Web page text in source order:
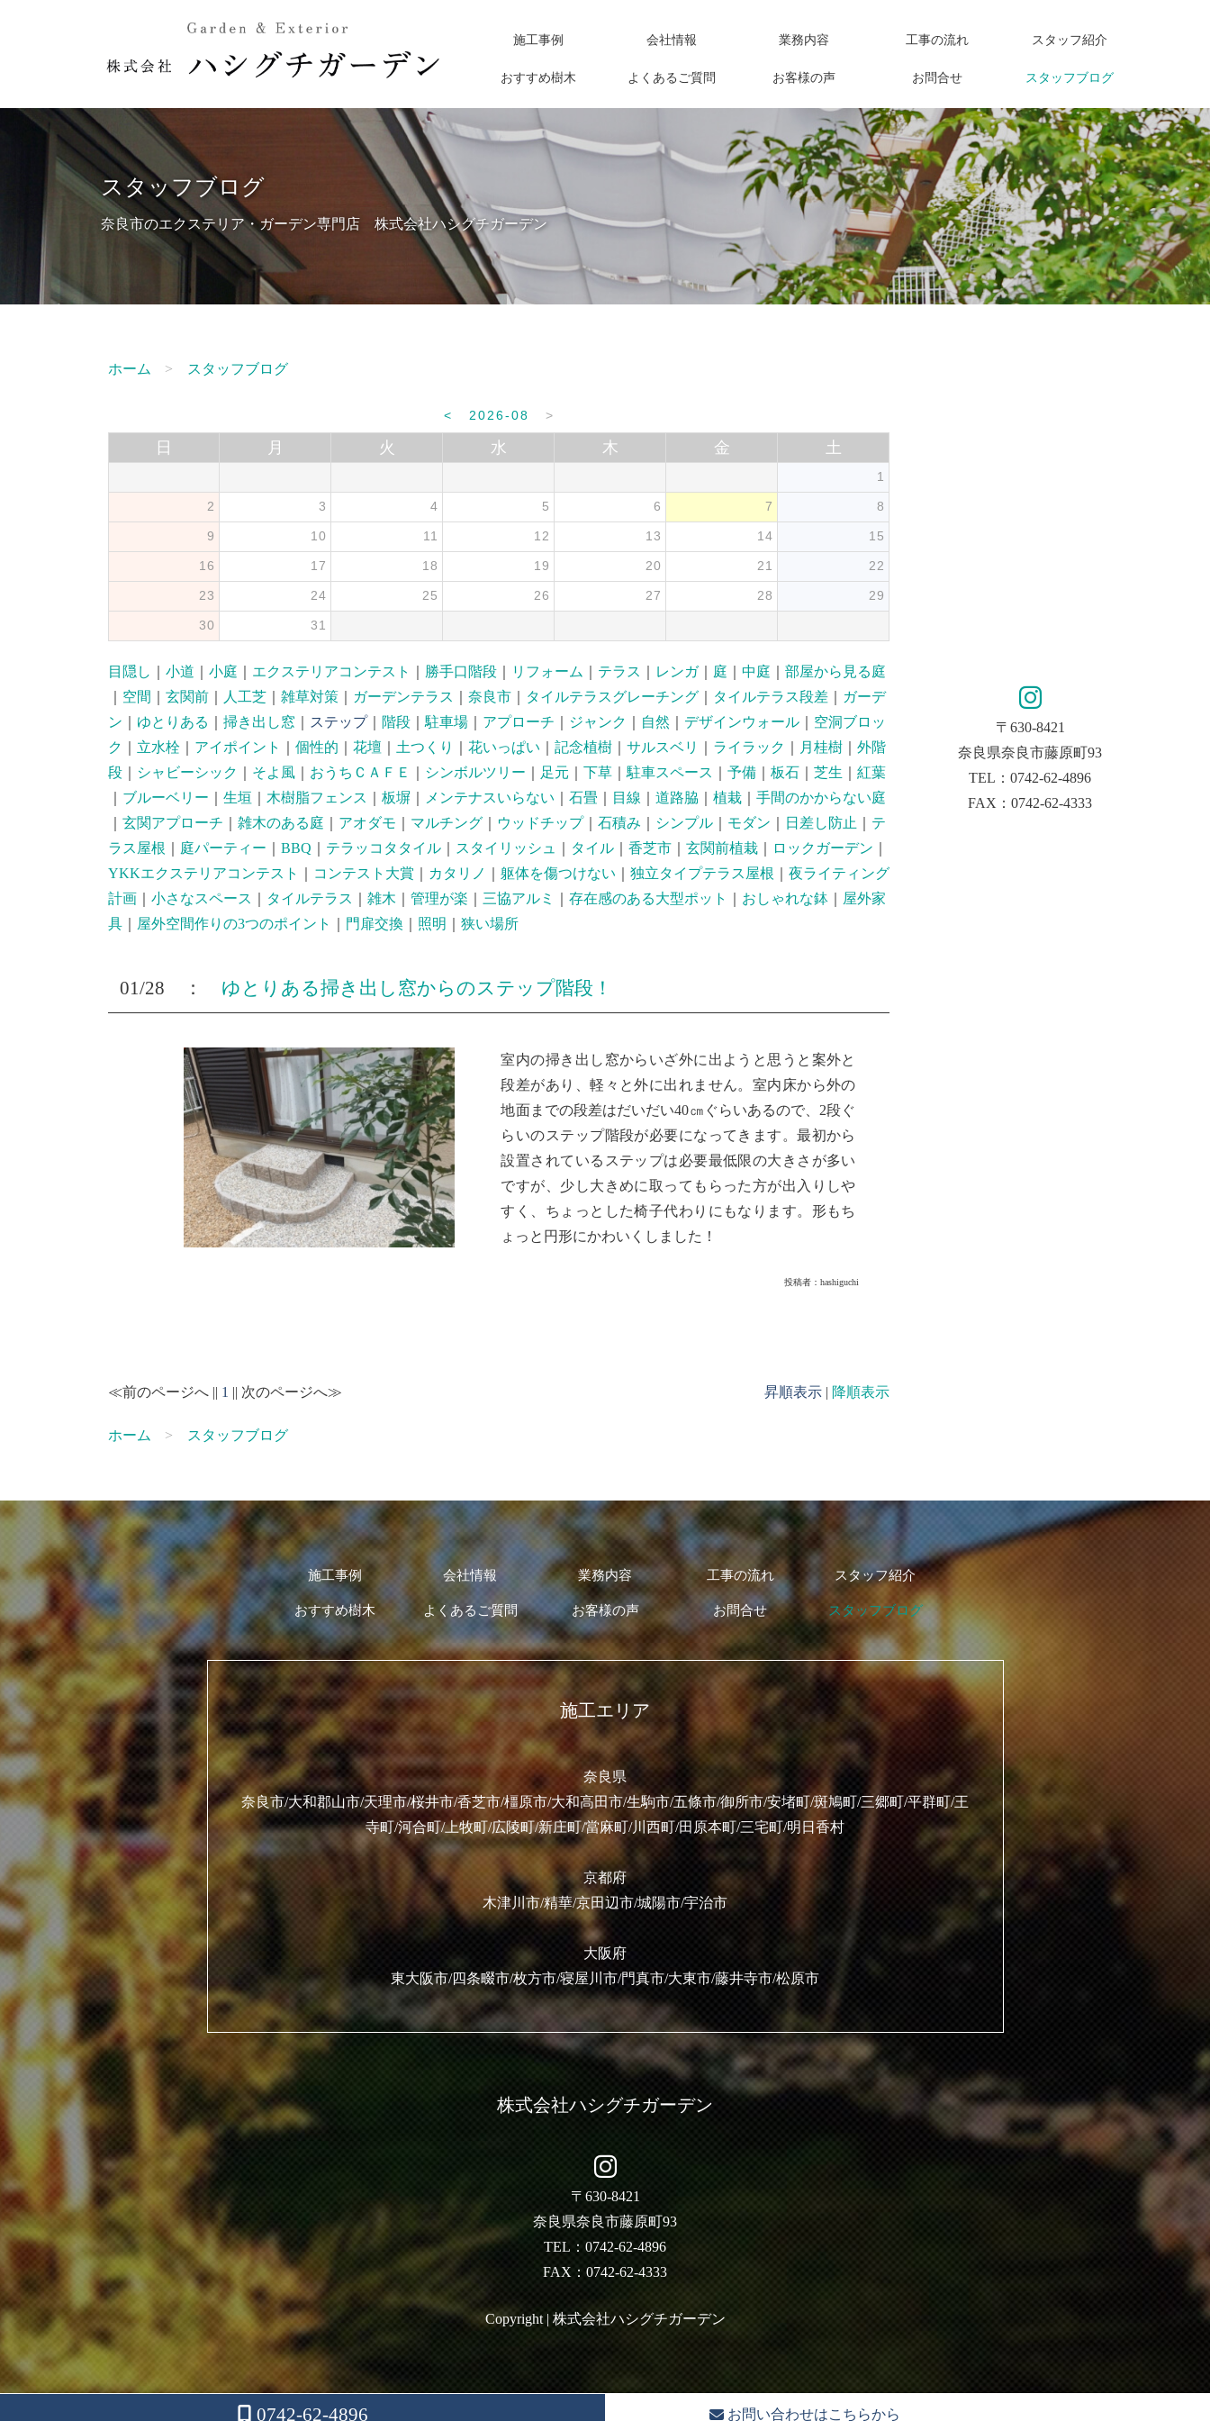
施工事例 会社情報 業務内容 工事の流れ スタッフ紹介
おすすめ樹木 よくあるご質問 お客様の声 お問合せ スタッフブログ
スタッフブログ
奈良市のエクステリア・ガーデン専門店 株式会社ハシグチガーデン
ホーム スタッフブログ
< 2026-08 >
日 月 火 水 木 金 土
1
2 3 4 5 6 7 8
9 10 11 12 13 14 15
16 17 18 19 20 21 22
23 24 25 26 27 28 29
30 31
目隠し 小道 小庭 エクステリアコンテスト 勝手口階段｜ リフォーム テラス レンガ｜ 庭 中庭
部屋から見る庭
空間 玄関前｜ 人工芝｜ 雑草対策｜ ガーデンテラス 奈良市｜ タイルテラスグレーチング｜ タイルテラス段差｜
ガーデ
ン
ゆとりある 掃き出し窓 ステップ｜ 階段｜ 駐車場｜ アプローチ ジャンク 自然 デザインウォール｜ 空洞ブロッ
ク
立水栓｜ アイポイント 個性的 花壇 土つくり 花いっぱい 記念植樹｜ サルスベリ ライラック 月桂樹｜ 外階
段｜ シャビーシック そよ風｜ おうちＣＡＦＥ シンボルツリー 足元 下草｜ 駐車スペース 予備｜ 板石｜ 芝生
紅葉
ブルーベリー 生垣 木樹脂フェンス 板塀｜ メンテナスいらない 石畳 目線 道路脇 植栽｜ 手間のかからない庭
玄関アプローチ 雑木のある庭 アオダモ マルチング｜ ウッドチップ｜ 石積み シンプル｜ モダン 日差し防止
テ
ラス屋根
庭パーティー BBQ テラッコタタイル｜ スタイリッシュ タイル｜ 香芝市｜ 玄関前植栽｜ ロックガーデン
YKKエクステリアコンテスト
コンテスト大賞 カタリノ 躯体を傷つけない 独立タイプテラス屋根
夜ライティング
計画｜ 小さなスペース タイルテラス 雑木 管理が楽 三協アルミ 存在感のある大型ポット おしゃれな鉢｜
屋外家
具｜ 屋外空間作りの3つのポイント 門扉交換 照明 狭い場所
01/28 ： ゆとりある掃き出し窓からのステップ階段！
室内の掃き出し窓からいざ外に出ようと思うと案外と
段差があり、軽々と外に出れません。室内床から外の
地面までの段差はだいだい40㎝ぐらいあるので、2段ぐ
らいのステップ階段が必要になってきます。最初から
設置されているステップは必要最低限の大きさが多い
ですが、少し大きめに取ってもらった方が出入りしや
すく、ちょっとした椅子代わりにもなります。形もち
ょっと円形にかわいくしました！
投稿者： hashiguchi
≪前のページへ || 1 || 次のページへ≫ 昇順表示 | 降順表示
ホーム スタッフブログ
〒630-8421
奈良県奈良市藤原町93
TEL：0742-62-4896
FAX：0742-62-4333
施工事例 会社情報 業務内容 工事の流れ スタッフ紹介
おすすめ樹木 よくあるご質問 お客様の声 お問合せ スタッフブログ
施工エリア
奈良県
奈良市/大和郡山市/天理市/桜井市/香芝市/橿原市/大和高田市/生駒市/五條市/御所市/安堵町/斑鳩町/三郷町/平群町/王
寺町/河合町/上牧町/広陵町/新庄町/當麻町/川西町/田原本町/三宅町/明日香村
京都府
木津川市/精華/京田辺市/城陽市/宇治市
大阪府
東大阪市/四条畷市/枚方市/寝屋川市/門真市/大東市/藤井寺市/松原市
株式会社ハシグチガーデン
〒630-8421
奈良県奈良市藤原町93
TEL：0742-62-4896
FAX：0742-62-4333
Copyright | 株式会社ハシグチガーデン
0742-62-4896 お問い合わせはこちらから